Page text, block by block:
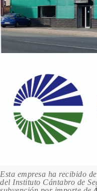
Esta empresa ha recibido
del Instituto Cántabro de